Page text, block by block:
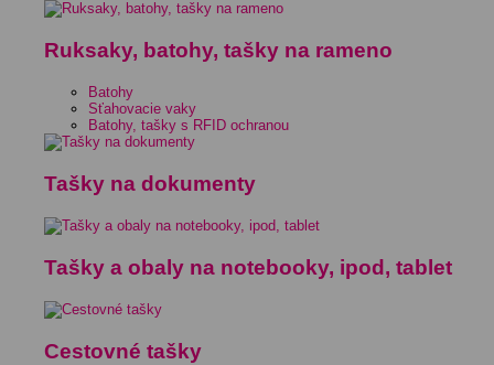
Ruksaky, batohy, tašky na rameno
Batohy
Sťahovacie vaky
Batohy, tašky s RFID ochranou
Tašky na dokumenty
Tašky a obaly na notebooky, ipod, tablet
Cestovné tašky